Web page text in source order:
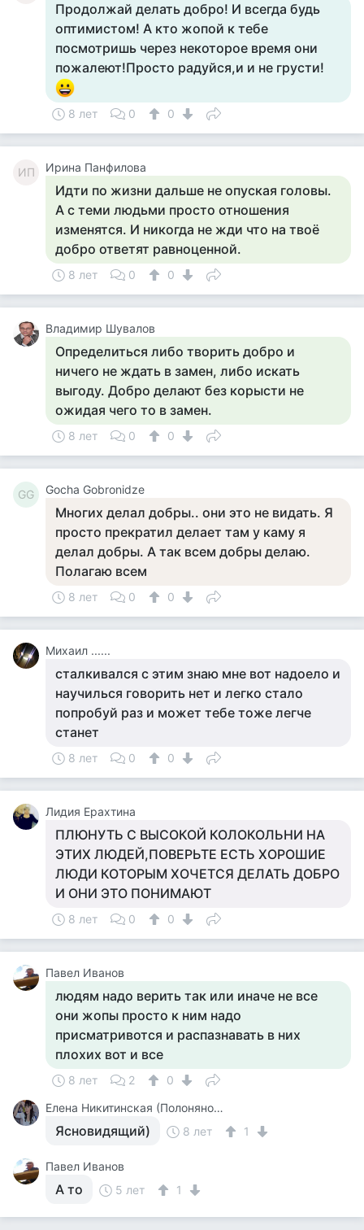
Продолжай делать добро! И всегда будь
оптимистом! А кто жопой к тебе
посмотришь через некоторое время они
пожалеют!Просто радуйся,и и не грусти!
8 лет 0 0
ИП Ирина Панфилова
Идти по жизни дальше не опуская головы.
А с теми людьми просто отношения
изменятся. И никогда не жди что на твоё
добро ответят равноценной.
8 лет 0 0
Владимир Шувалов
Определиться либо творить добро и
ничего не ждать в замен, либо искать
выгоду. Добро делают без корысти не
ожидая чего то в замен.
8 лет 0 0
GG Gocha Gobronidze
Многих делал добры.. они это не видать. Я
просто прекратил делает там у каму я
делал добры. А так всем добры делаю.
Полагаю всем
8 лет 0 0
Михаил ......
сталкивался с этим знаю мне вот надоело и
научилься говорить нет и легко стало
попробуй раз и может тебе тоже легче
станет
8 лет 0 0
Лидия Ерахтина
ПЛЮНУТЬ С ВЫСОКОЙ КОЛОКОЛЬНИ НА
ЭТИХ ЛЮДЕЙ,ПОВЕРЬТЕ ЕСТЬ ХОРОШИЕ
ЛЮДИ КОТОРЫМ ХОЧЕТСЯ ДЕЛАТЬ ДОБРО
И ОНИ ЭТО ПОНИМАЮТ
8 лет 0 0
Павел Иванов
людям надо верить так или иначе не все
они жопы просто к ним надо
присматривотся и распазнавать в них
плохих вот и все
8 лет 2
0
Елена Никитинская (Полонянова)
Ясновидящий) 8 лет 1
Павел Иванов
А то 5 лет 1